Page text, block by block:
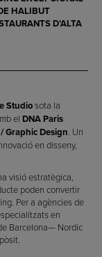
HALIBUT
D’ALTA
Studiosota la
el DNA Paris
Graphic Design. Un
en disseny,
visió estratègica,
poden convertir
Per a agències de
en
Barcelona— Nordic